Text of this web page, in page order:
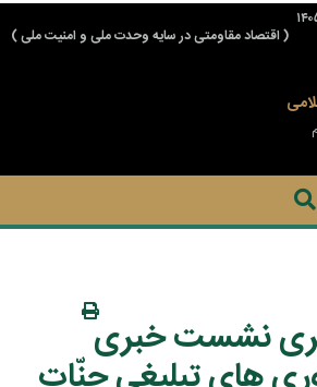
( اقتصاد مقاومتی در سایه وحدت ملی و امنیت ملی )
نشست خبری